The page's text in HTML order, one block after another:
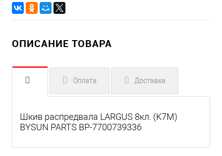
ОПИСАНИЕ ТОВАРА
Оплата Доставка
Шкив распредвала LARGUS 8кл. (K7M)
BYSUN PARTS BP-7700739336